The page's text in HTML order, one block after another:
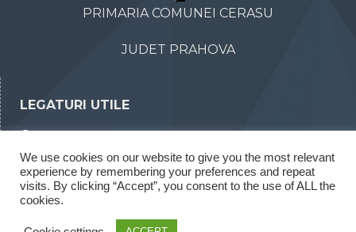
PRIMARIA COMUNEI CERASU
JUDET PRAHOVA
LEGATURI UTILE
Declaratii de interese
Rapoarte legea 52/2003
We use cookies on our website to give you the most relevant
experience by remembering your preferences and repeat
visits. By clicking “Accept”, you consent to the use of ALL the
cookies.